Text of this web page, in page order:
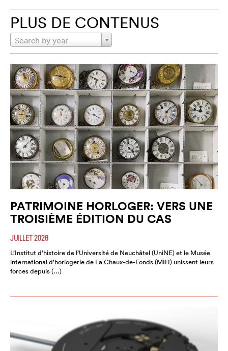
PLUS DE CONTENUS
Search by year
PATRIMOINE HORLOGER: VERS UNE
TROISIÈME ÉDITION DU CAS
JUILLET 2026
L’Institut d’histoire de l’Université de Neuchâtel (UniNE) et le Musée
international d’horlogerie de La Chaux-de-Fonds (MIH) unissent leurs
forces depuis (…)